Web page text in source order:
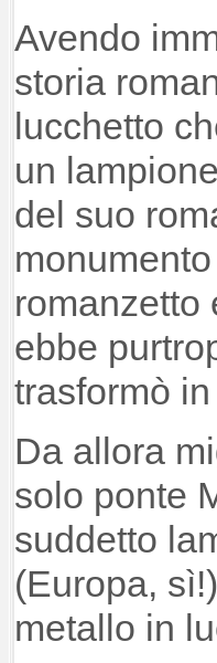
Avendo
storia
lucchetto
un
del suo
romanzetto
ebbe
trasformò
Da allora
solo ponte
suddetto
(Europa,
metallo in